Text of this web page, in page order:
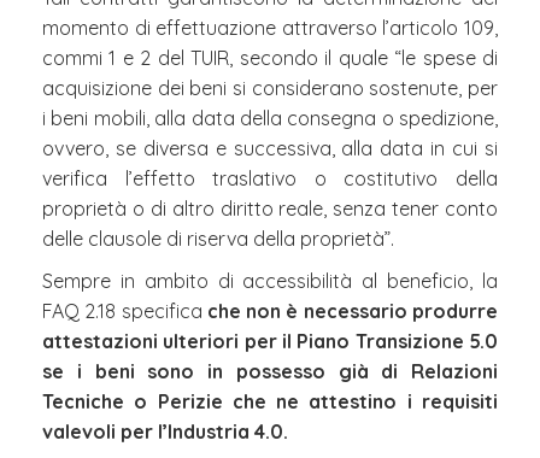
momento di effettuazione attraverso l’articolo 109,
commi 1 e 2 del TUIR, secondo il quale “le spese di
acquisizione dei beni si considerano sostenute, per
i beni mobili, alla data della consegna o spedizione,
ovvero, se diversa e successiva, alla data in cui si
verifica l’effetto traslativo o costitutivo della
proprietà o di altro diritto reale, senza tener conto
delle clausole di riserva della proprietà”.
Sempre in ambito di accessibilità al beneficio, la
FAQ 2.18 specifica che non è necessario produrre
attestazioni ulteriori per il Piano Transizione 5.0
se i beni sono in possesso già di Relazioni
Tecniche o Perizie che ne attestino i requisiti
valevoli per l’Industria 4.0.